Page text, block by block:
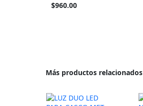
$960.00
Más productos relacionados